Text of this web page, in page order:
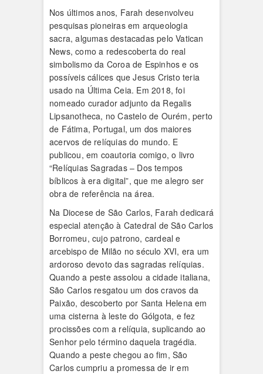
Nos últimos anos, Farah desenvolveu
pesquisas pioneiras em arqueologia
sacra, algumas destacadas pelo Vatican
News, como a redescoberta do real
simbolismo da Coroa de Espinhos e os
possíveis cálices que Jesus Cristo teria
usado na Última Ceia. Em 2018, foi
nomeado curador adjunto da Regalis
Lipsanotheca, no Castelo de Ourém, perto
de Fátima, Portugal, um dos maiores
acervos de relíquias do mundo. E
publicou, em coautoria comigo, o livro
“Relíquias Sagradas – Dos tempos
bíblicos à era digital”, que me alegro ser
obra de referência na área.
Na Diocese de São Carlos, Farah dedicará
especial atenção à Catedral de São Carlos
Borromeu, cujo patrono, cardeal e
arcebispo de Milão no século XVI, era um
ardoroso devoto das sagradas relíquias.
Quando a peste assolou a cidade italiana,
São Carlos resgatou um dos cravos da
Paixão, descoberto por Santa Helena em
uma cisterna à leste do Gólgota, e fez
procissões com a relíquia, suplicando ao
Senhor pelo término daquela tragédia.
Quando a peste chegou ao fim, São
Carlos cumpriu a promessa de ir em